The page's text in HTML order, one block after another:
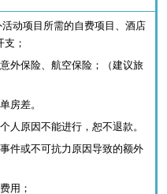
动项目所需的自费项目、酒店
；
外保险、航空保险；（建议旅
房差。
人原因不能进行，恕不退款。
件或不可抗力原因导致的额外
用；